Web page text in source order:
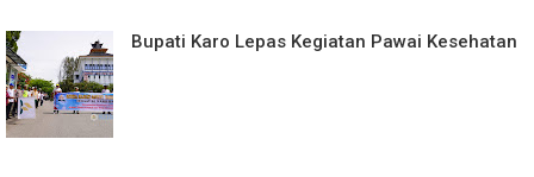
Bupati Karo Lepas Kegiatan Pawai Kesehatan